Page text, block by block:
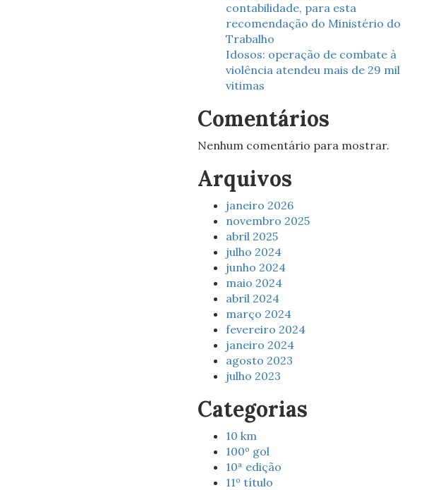
contabilidade, para esta
recomendação do Ministério do
Trabalho
Idosos: operação de combate à
violência atendeu mais de 29 mil
vitimas
Comentários
Nenhum comentário para mostrar.
Arquivos
janeiro 2026
novembro 2025
abril 2025
julho 2024
junho 2024
maio 2024
abril 2024
março 2024
fevereiro 2024
janeiro 2024
agosto 2023
julho 2023
Categorias
10 km
100º gol
10ª edição
11º título